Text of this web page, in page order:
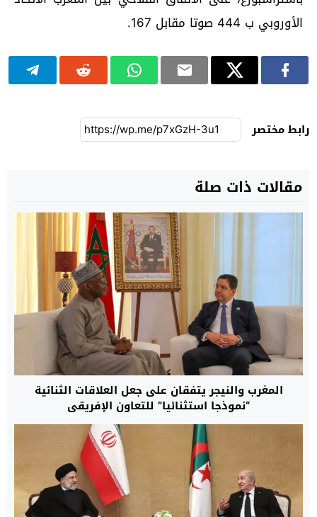
الأوروبي ب 444 صوتا مقابل 167.
رابط مختصر
مقالات ذات صلة
المغرب والنيجر يتفقان على جعل العلاقات الثنائية
“نموذجا استثنائيا” للتعاون الإفريقي